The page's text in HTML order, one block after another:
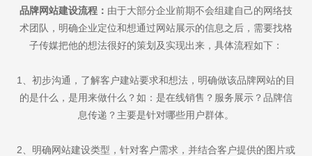
品牌网站建设流程： 由于大部分企业前期不会组建自己的网络技
术团队，明确企业定位和想通过网站展示的信息之后，需要找格
子传媒把他的想法很好的策划及实现出来，具体流程如下：
1、初步沟通，了解客户建站要求和想法，明确做该品牌网站的目
的是什么，是用来做什么？如：是在线销售？服务展示？品牌信
息传递？主要是针对哪些用户群体。
2、明确网站建设类型，针对客户需求，并结合客户提供的图片或